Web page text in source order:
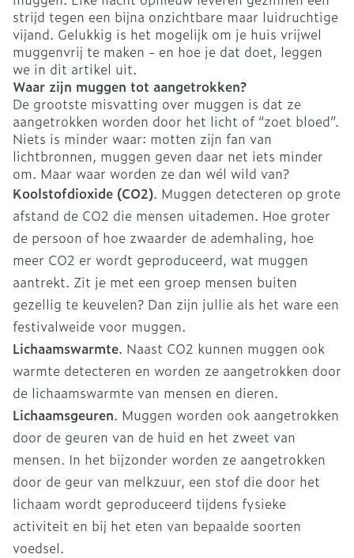
strijd tegen een bijna onzichtbare maar luidruchtige
vijand. Gelukkig is het mogelijk om je huis vrijwel
muggenvrij te maken - en hoe je dat doet, leggen
we in dit artikel uit.
Waar zijn muggen tot aangetrokken?
De grootste misvatting over muggen is dat ze
aangetrokken worden door het licht of “zoet bloed”.
Niets is minder waar: motten zijn fan van
lichtbronnen, muggen geven daar net iets minder
om. Maar waar worden ze dan wél wild van?
Koolstofdioxide (CO2). Muggen detecteren op grote
afstand de CO2 die mensen uitademen. Hoe groter
de persoon of hoe zwaarder de ademhaling, hoe
meer CO2 er wordt geproduceerd, wat muggen
aantrekt. Zit je met een groep mensen buiten
gezellig te keuvelen? Dan zijn jullie als het ware een
festivalweide voor muggen.
Lichaamswarmte. Naast CO2 kunnen muggen ook
warmte detecteren en worden ze aangetrokken door
de lichaamswarmte van mensen en dieren.
Lichaamsgeuren. Muggen worden ook aangetrokken
door de geuren van de huid en het zweet van
mensen. In het bijzonder worden ze aangetrokken
door de geur van melkzuur, een stof die door het
lichaam wordt geproduceerd tijdens fysieke
activiteit en bij het eten van bepaalde soorten
voedsel.